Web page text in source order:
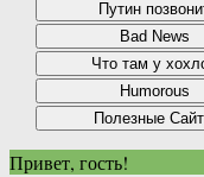
Привет, гость!